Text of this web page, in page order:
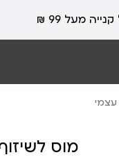
עצמי
מוס